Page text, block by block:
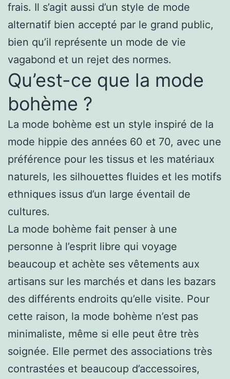
frais. Il s’agit aussi d’un style de mode
alternatif bien accepté par le grand public,
bien qu’il représente un mode de vie
vagabond et un rejet des normes.
Qu’est-ce que la mode
bohème ?
La mode bohème est un style inspiré de la
mode hippie des années 60 et 70, avec une
préférence pour les tissus et les matériaux
naturels, les silhouettes fluides et les motifs
ethniques issus d’un large éventail de
cultures.
La mode bohème fait penser à une
personne à l’esprit libre qui voyage
beaucoup et achète ses vêtements aux
artisans sur les marchés et dans les bazars
des différents endroits qu’elle visite. Pour
cette raison, la mode bohème n’est pas
minimaliste, même si elle peut être très
soignée. Elle permet des associations très
contrastées et beaucoup d’accessoires,